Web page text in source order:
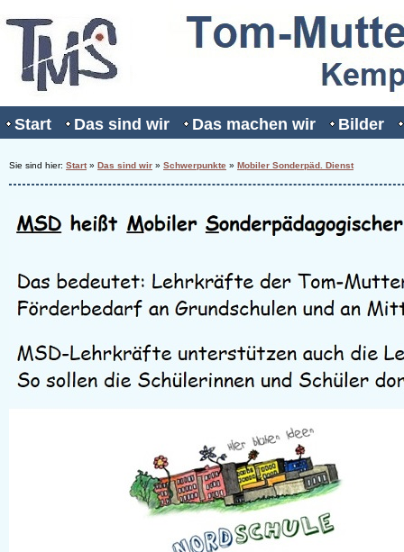
Start Das sind wir Das machen wir Bilder
Sie sind hier: Start» Das sind wir » Schwerpunkte » Mobiler Sonderpäd. Dienst